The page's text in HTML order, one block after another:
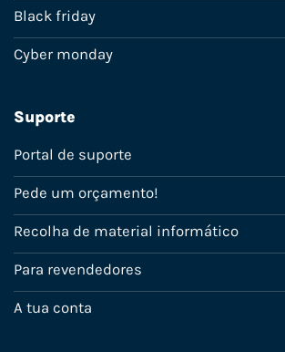
Black friday
Cyber monday
Suporte
Portal de suporte
Pede um orçamento!
Recolha de material informático
Para revendedores
A tua conta